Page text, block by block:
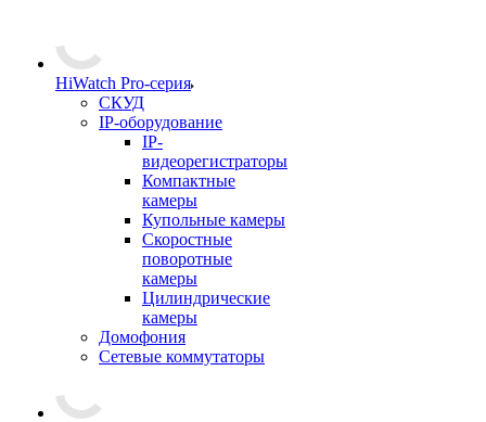
HiWatch Pro-серия
CКУД
IP-оборудование
IP-
видеорегистраторы
Компактные
камеры
Купольные камеры
Скоростные
поворотные
камеры
Цилиндрические
камеры
Домофония
Сетевые коммутаторы